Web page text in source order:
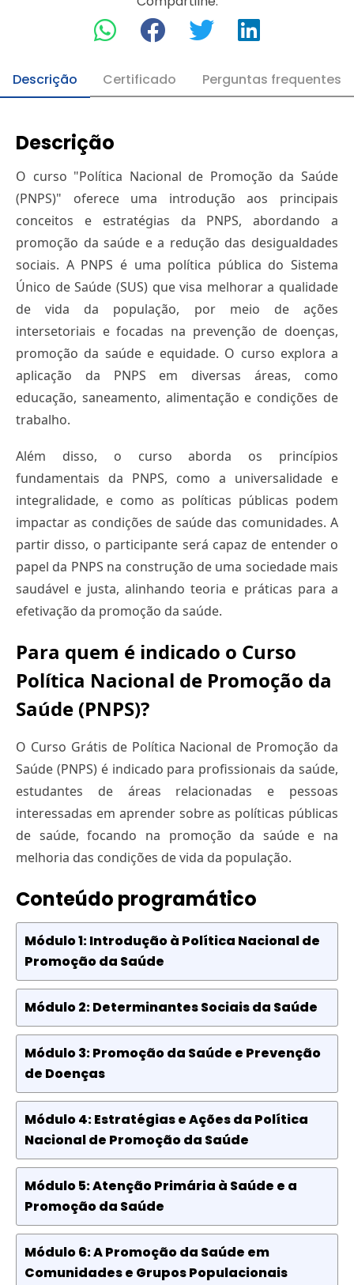
Descrição Certificado Perguntas frequentes
Descrição
O curso "Política Nacional de Promoção da Saúde
(PNPS)" oferece uma introdução aos principais
conceitos e estratégias da PNPS, abordando a
promoção da saúde e a redução das desigualdades
sociais. A PNPS é uma política pública do Sistema
Único de Saúde (SUS) que visa melhorar a qualidade
de vida da população, por meio de ações
intersetoriais e focadas na prevenção de doenças,
promoção da saúde e equidade. O curso explora a
aplicação da PNPS em diversas áreas, como
educação, saneamento, alimentação e condições de
trabalho.
Além disso, o curso aborda os princípios
fundamentais da PNPS, como a universalidade e
integralidade, e como as políticas públicas podem
impactar as condições de saúde das comunidades. A
partir disso, o participante será capaz de entender o
papel da PNPS na construção de uma sociedade mais
saudável e justa, alinhando teoria e práticas para a
efetivação da promoção da saúde.
Para quem é indicado o Curso
Política Nacional de Promoção da
Saúde (PNPS)?
O Curso Grátis de Política Nacional de Promoção da
Saúde (PNPS) é indicado para profissionais da saúde,
estudantes de áreas relacionadas e pessoas
interessadas em aprender sobre as políticas públicas
de saúde, focando na promoção da saúde e na
melhoria das condições de vida da população.
Conteúdo programático
Módulo 1: Introdução à Política Nacional de
Promoção da Saúde
Módulo 2: Determinantes Sociais da Saúde
Módulo 3: Promoção da Saúde e Prevenção
de Doenças
Módulo 4: Estratégias e Ações da Política
Nacional de Promoção da Saúde
Módulo 5: Atenção Primária à Saúde e a
Promoção da Saúde
Módulo 6: A Promoção da Saúde em
Comunidades e Grupos Populacionais